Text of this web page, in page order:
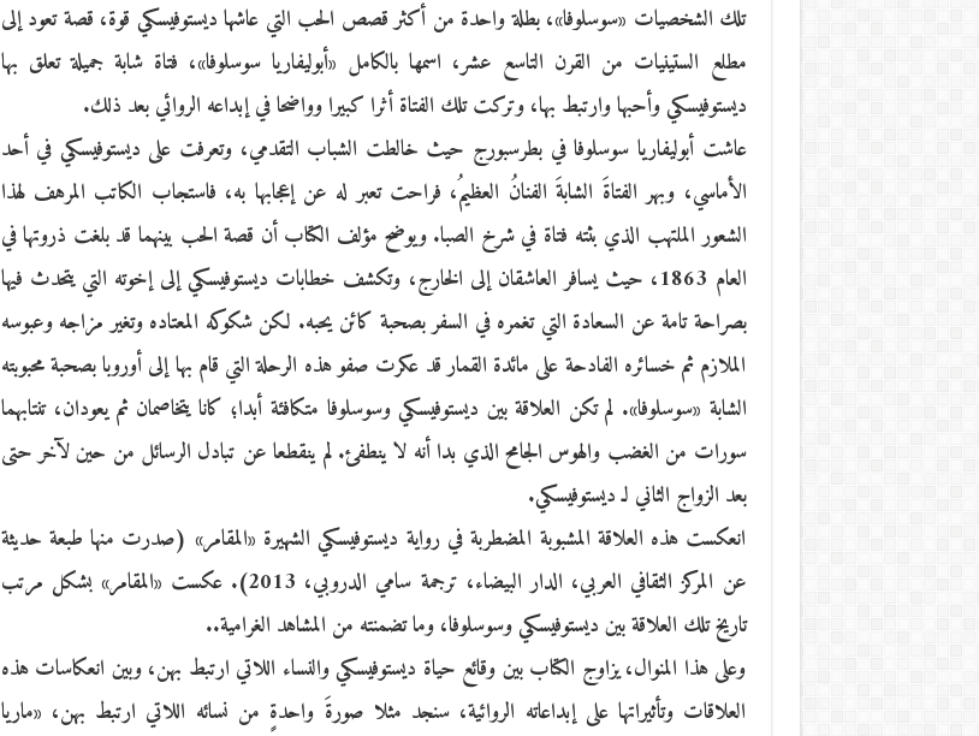
تلك الشخصيات «سوسلوفا»، بطلة واحدة من أكثر قصص الحب التي عاشها ديستوفيسكي قوة، قصة تعود إلى
مطلع الستينيات من القرن التاسع عشر، اسمها بالكامل «أبوليفاريا سوسلوفا»، فتاة شابة جميلة تعلق بها
ديستوفيسكي وأحبها وارتبط بها، وتركت تلك الفتاة أثرا كبيرا وواضحا في إبداعه الروائي بعد ذلك.
عاشت أبوليفاريا سوسلوفا في بطرسبورج حيث خالطت الشباب التقدمي، وتعرفت على ديستوفيسكي في أحد
الأماسي، وبهر الفتاةَ الشابةَ الفنانُ العظيمُ، فراحت تعبر له عن إعجابها به، فاستجاب الكاتب المرهف لهذا
الشعور الملتهب الذي بثته فتاة في شرخ الصبا. ويوضح مؤلف الكتاب أن قصة الحب بينهما قد بلغت ذروتها في
العام 1863، حيث يسافر العاشقان إلى الخارج، وتكشف خطابات ديستوفيسكي إلى إخوته التي يتحدث فيها
بصراحة تامة عن السعادة التي تغمره في السفر بصحبة كائن يحبه. لكن شكوكه المعتاده وتغير مزاجه وعبوسه
الملازم ثم خسائره الفادحة على مائدة القمار قد عكرت صفو هذه الرحلة التي قام بها إلى أوروبا بصحبة محبوبته
الشابة «سوسلوفا». لم تكن العلاقة بين ديستوفيسكي وسوسلوفا متكافئة أبدا؛ كانا يتخاصمان ثم يعودان، تنتابهما
سورات من الغضب والهوس الجامح الذي بدا أنه لا ينطفئ. لم ينقطعا عن تبادل الرسائل من حين لآخر حتى
بعد الزواج الثاني لـ ديستوفيسكي.
انعكست هذه العلاقة المشبوبة المضطربة في رواية ديستوفيسكي الشهيرة «المقامر» (صدرت منها طبعة حديثة
عن المركز الثقافي العربي، الدار البيضاء، ترجمة سامي الدروبي، 2013). عكست «المقامر» بشكل مرتب
تاريخ تلك العلاقة بين ديستوفيسكي وسوسلوفا، وما تضمنته من المشاهد الغرامية..
وعلى هذا المنوال، يزاوج الكتاب بين وقائع حياة ديستوفيسكي والنساء اللاتي ارتبط بهن، وبين انعكاسات هذه
العلاقات وتأثيراتها على إبداعاته الروائية، ‬سنجد مثلا صورةَ واحدةٍ من نسائه اللاتي ارتبط بهن، «ماريا